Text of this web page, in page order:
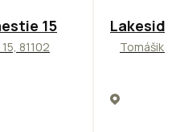
15
81102